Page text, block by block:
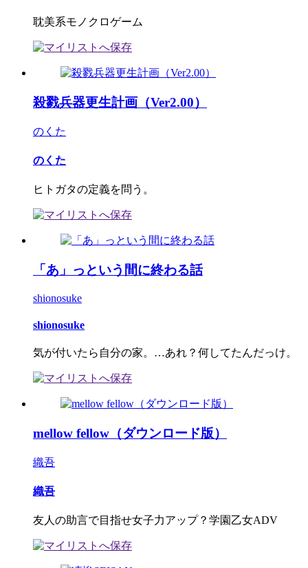
耽美系モノクロゲーム
殺戮兵器更生計画（Ver2.00）
のくた
のくた
ヒトガタの定義を問う。
「あ」っという間に終わる話
shionosuke
shionosuke
気が付いたら自分の家。…あれ？何してたんだっけ。
mellow fellow（ダウンロード版）
織吾
織吾
友人の助言で目指せ女子力アップ？学園乙女ADV